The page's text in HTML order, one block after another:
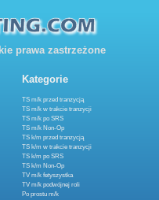
prawa zastrzeżone
Kategorie
TS m/k przed tranzycją
TS m/k w trakcie tranzycji
TS m/k po SRS
TS m/k Non-Op
TS k/m przed tranzycją
TS k/m w trakcie tranzycji
TS k/m po SRS
TS k/m Non-Op
TV m/k fetyszystka
TV m/k podwójnej roli
Po prostu m/k